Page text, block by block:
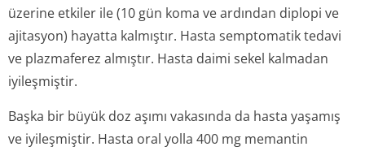
üzerine etkiler ile (10 gün koma ve ardından diplopi ve
ajitasyon) hayatta kalmıştır. Hasta semptomatik tedavi
ve plazmaferez almıştır. Hasta daimi sekel kalmadan
iyileşmiştir.
Başka bir büyük doz aşımı vakasında da hasta yaşamış
ve iyileşmiştir. Hasta oral yolla 400 mg memantin